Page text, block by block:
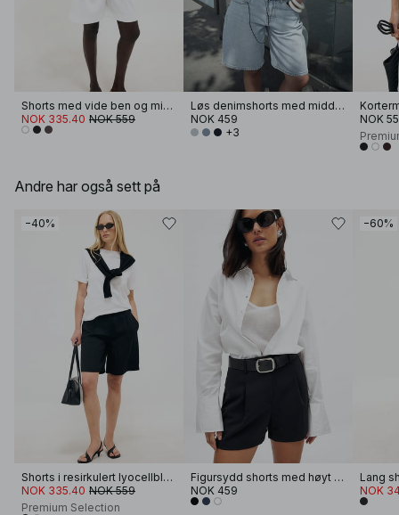
Shorts med vide ben og middels liv
NOK 335.40 NOK 559
Løs denimshorts med middels liv
NOK 459
+3
NOK
Andre har også sett på
−40%
Shorts i resirkulert lyocellblanding med middels liv
NOK 335.40 NOK 559
Premium Selection
Figursydd shorts med høyt liv
NOK 459
−60%
NOK